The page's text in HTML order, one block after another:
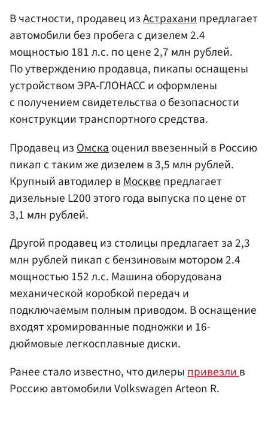
В частности, продавец изАстраханипредлагает
автомобили без пробега с дизелем 2.4
мощностью 181 л.с. по цене 2,7 млн рублей.
По утверждению продавца, пикапы оснащены
устройством ЭРА-ГЛОНАСС и оформлены
с получением свидетельства о безопасности
конструкции транспортного средства.
Продавец из Омска оценил ввезенный в Россию
пикап с таким же дизелем в 3,5 млн рублей.
Крупный автодилер в Москве предлагает
дизельные L200 этого года выпуска по цене от
3,1 млн рублей.
Другой продавец из столицы предлагает за 2,3
млн рублей пикап с бензиновым мотором 2.4
мощностью 152 л.с. Машина оборудована
механической коробкой передач и
подключаемым полным приводом. В оснащение
входят хромированные подножки и 16-
дюймовые легкосплавные диски.
Ранее стало известно, что дилерыпривезлив
Россию автомобили Volkswagen Arteon R.